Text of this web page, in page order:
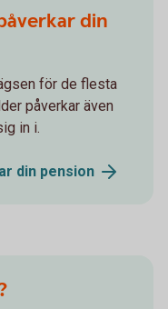
din
för de flesta
påverkar även
in i.
din pension